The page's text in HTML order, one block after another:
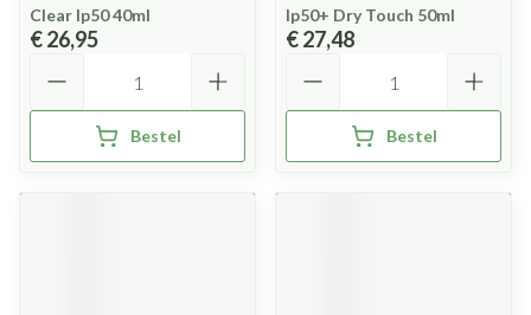
Clear Ip50 40ml
€ 26,95
Bestel
Ip50+ Dry Touch 50ml
€ 27,48
Bestel